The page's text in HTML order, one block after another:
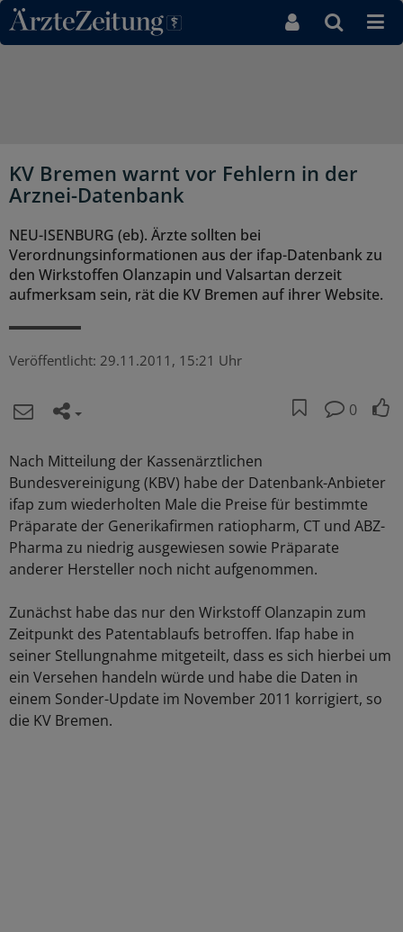
Direkt zum Inhaltsbereich
KV Bremen warnt vor Fehlern in der
Arznei-Datenbank
NEU-ISENBURG (eb). Ärzte sollten bei
Verordnungsinformationen aus der ifap-Datenbank zu
den Wirkstoffen Olanzapin und Valsartan derzeit
aufmerksam sein, rät die KV Bremen auf ihrer Website.
Veröffentlicht: 29.11.2011, 15:21 Uhr
0
Nach Mitteilung der Kassenärztlichen
Bundesvereinigung (KBV) habe der Datenbank-Anbieter
ifap zum wiederholten Male die Preise für bestimmte
Präparate der Generikafirmen ratiopharm, CT und ABZ-
Pharma zu niedrig ausgewiesen sowie Präparate
anderer Hersteller noch nicht aufgenommen.
Zunächst habe das nur den Wirkstoff Olanzapin zum
Zeitpunkt des Patentablaufs betroffen. Ifap habe in
seiner Stellungnahme mitgeteilt, dass es sich hierbei um
ein Versehen handeln würde und habe die Daten in
einem Sonder-Update im November 2011 korrigiert, so
die KV Bremen.